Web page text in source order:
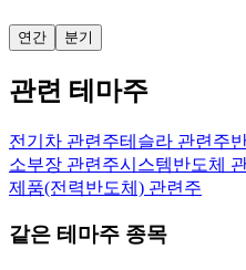
연간 분기
관련 테마주
전기차 관련주테슬라 관련주
소부장 관련주시스템반도체
제품(전력반도체) 관련주
같은 테마주 종목